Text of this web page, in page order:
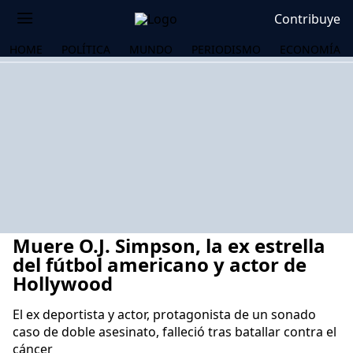
Contribuye
HOME POLÍTICA MUNDO PERIODISMO ECONOMÍA
Muere O.J. Simpson, la ex estrella
del fútbol americano y actor de
Hollywood
El ex deportista y actor, protagonista de un sonado
caso de doble asesinato, falleció tras batallar contra el
cáncer